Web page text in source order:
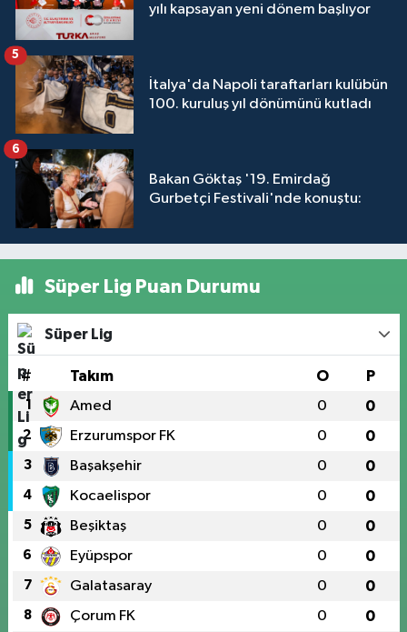
yılı kapsayan yeni dönem başlıyor
İtalya'da Napoli taraftarları kulübün
100. kuruluş yıl dönümünü kutladı
5
Bakan Göktaş '19. Emirdağ
Gurbetçi Festivali'nde konuştu:
6
Süper Lig Puan Durumu
Süper Lig
# Takım O P
1 Amed 0 0
2 Erzurumspor FK 0 0
3 Başakşehir 0 0
4 Kocaelispor 0 0
5 Beşiktaş 0 0
6 Eyüpspor 0 0
7 Galatasaray 0 0
8 Çorum FK 0 0